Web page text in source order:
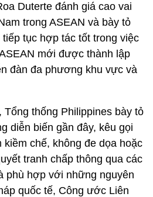
Duterte đánh giá cao vai
trong ASEAN và bày tỏ
tục hợp tác tốt trong việc
mới được thành lập
đàn đa phương khu vực và
thống Philippines bày tỏ
diễn biến gần đây, kêu gọi
kiềm chế, không đe dọa hoặc
tranh chấp thông qua các
phù hợp với những nguyên
quốc tế, Công ước Liên